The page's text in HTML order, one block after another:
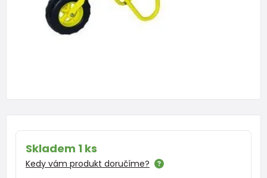
Skladem 1 ks
Kedy vám produkt doručíme?